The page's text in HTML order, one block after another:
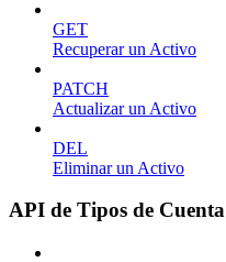
GET
Recuperar un Activo
PATCH
Actualizar un Activo
DEL
Eliminar un Activo
API de Tipos de Cuenta